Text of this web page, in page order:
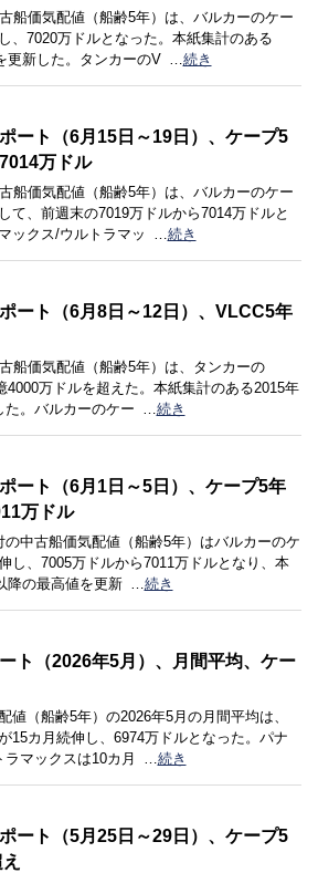
船価気配値（船齢5年）は、バルカーのケー
、7020万ドルとなった。本紙集計のある
更新した。タンカーのV …続き
ート（6月15日～19日）、ケープ5
万ドル
船価気配値（船齢5年）は、バルカーのケー
て、前週末の7019万ドルから7014万ドルと
ックス/ウルトラマッ
…続き
ート（6月8日～12日）、VLCC5年
船価気配値（船齢5年）は、タンカーの
4000万ドルを超えた。本紙集計のある2015年
。バルカーのケー …続き
ート（6月1日～5日）、ケープ5年
万ドル
中古船価気配値（船齢5年）はバルカーのケ
し、7005万ドルから7011万ドルとなり、本
降の最高値を更新 …続き
ト（2026年5月）、月間平均、ケー
（船齢5年）の2026年5月の月間平均は、
15カ月続伸し、6974万ドルとなった。パナ
マックスは10カ月
…続き
ート（5月25日～29日）、ケープ5